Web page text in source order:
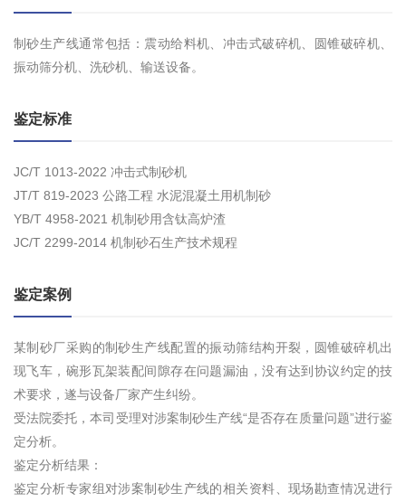
制砂生产线通常包括：震动给料机、冲击式破碎机、圆锥破碎机、
振动筛分机、洗砂机、输送设备。
鉴定标准
JC/T 1013-2022 冲击式制砂机
JT/T 819-2023 公路工程 水泥混凝土用机制砂
YB/T 4958-2021 机制砂用含钛高炉渣
JC/T 2299-2014 机制砂石生产技术规程
鉴定案例
某制砂厂采购的制砂生产线配置的振动筛结构开裂，圆锥破碎机出
现飞车，碗形瓦架装配间隙存在问题漏油，没有达到协议约定的技
术要求，遂与设备厂家产生纠纷。
受法院委托，本司受理对涉案制砂生产线“是否存在质量问题”进行鉴
定分析。
鉴定分析结果：
鉴定分析专家组对涉案制砂生产线的相关资料、现场勘查情况进行